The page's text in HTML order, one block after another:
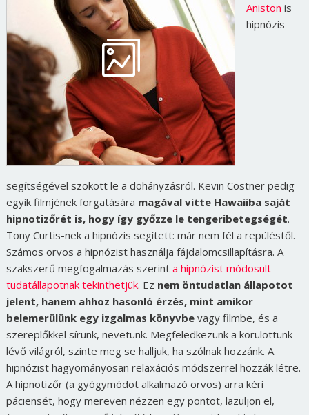
Aniston is
hipnózis
segítségével szokott le a dohányzásról. Kevin Costner pedig
egyik filmjének forgatására magával vitte Hawaiiba saját
hipnotizőrét is, hogy így győzze le tengeribetegségét.
Tony Curtis-nek a hipnózis segített: már nem fél a repüléstől.
Számos orvos a hipnózist használja fájdalomcsillapításra. A
szakszerű megfogalmazás szerint a hipnózist módosult
tudatállapotnak tekinthetjük. Ez nem öntudatlan állapotot
jelent, hanem ahhoz hasonló érzés, mint amikor
belemerülünk egy izgalmas könyvbevagy filmbe, és a
szereplőkkel sírunk, nevetünk. Megfeledkezünk a körülöttünk
lévő világról, szinte meg se halljuk, ha szólnak hozzánk. A
hipnózist hagyományosan relaxációs módszerrel hozzák létre.
A hipnotizőr (a gyógymódot alkalmazó orvos) arra kéri
páciensét, hogy mereven nézzen egy pontot, lazuljon el,